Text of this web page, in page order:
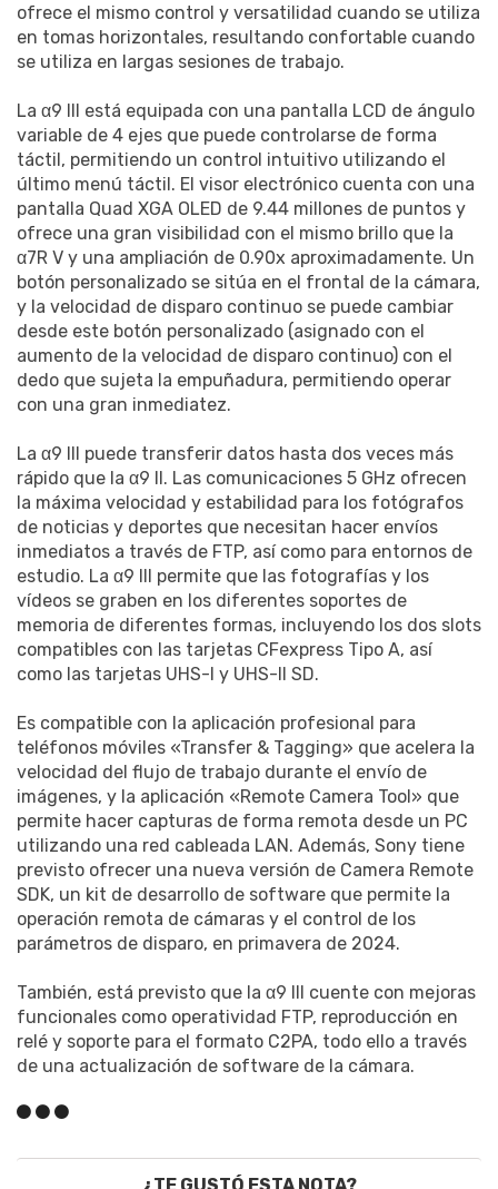
ofrece el mismo control y versatilidad cuando se utiliza
en tomas horizontales, resultando confortable cuando
se utiliza en largas sesiones de trabajo.
La α9 III está equipada con una pantalla LCD de ángulo
variable de 4 ejes que puede controlarse de forma
táctil, permitiendo un control intuitivo utilizando el
último menú táctil. El visor electrónico cuenta con una
pantalla Quad XGA OLED de 9.44 millones de puntos y
ofrece una gran visibilidad con el mismo brillo que la
α7R V y una ampliación de 0.90x aproximadamente. Un
botón personalizado se sitúa en el frontal de la cámara,
y la velocidad de disparo continuo se puede cambiar
desde este botón personalizado (asignado con el
aumento de la velocidad de disparo continuo) con el
dedo que sujeta la empuñadura, permitiendo operar
con una gran inmediatez.
La α9 III puede transferir datos hasta dos veces más
rápido que la α9 II. Las comunicaciones 5 GHz ofrecen
la máxima velocidad y estabilidad para los fotógrafos
de noticias y deportes que necesitan hacer envíos
inmediatos a través de FTP, así como para entornos de
estudio. La α9 III permite que las fotografías y los
vídeos se graben en los diferentes soportes de
memoria de diferentes formas, incluyendo los dos slots
compatibles con las tarjetas CFexpress Tipo A, así
como las tarjetas UHS-I y UHS-II SD.
Es compatible con la aplicación profesional para
teléfonos móviles «Transfer & Tagging» que acelera la
velocidad del flujo de trabajo durante el envío de
imágenes, y la aplicación «Remote Camera Tool» que
permite hacer capturas de forma remota desde un PC
utilizando una red cableada LAN. Además, Sony tiene
previsto ofrecer una nueva versión de Camera Remote
SDK, un kit de desarrollo de software que permite la
operación remota de cámaras y el control de los
parámetros de disparo, en primavera de 2024.
También, está previsto que la α9 III cuente con mejoras
funcionales como operatividad FTP, reproducción en
relé y soporte para el formato C2PA, todo ello a través
de una actualización de software de la cámara.
¿TE GUSTÓ ESTA NOTA?